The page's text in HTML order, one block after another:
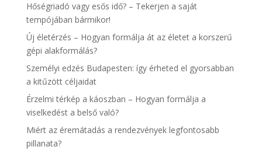
Hőségriadó vagy esős idő? – Tekerjen a saját
tempójában bármikor!
Új életérzés – Hogyan formálja át az életet a korszerű
gépi alakformálás?
Személyi edzés Budapesten: így érheted el gyorsabban
a kitűzött céljaidat
Érzelmi térkép a káoszban – Hogyan formálja a
viselkedést a belső való?
Miért az éremátadás a rendezvények legfontosabb
pillanata?